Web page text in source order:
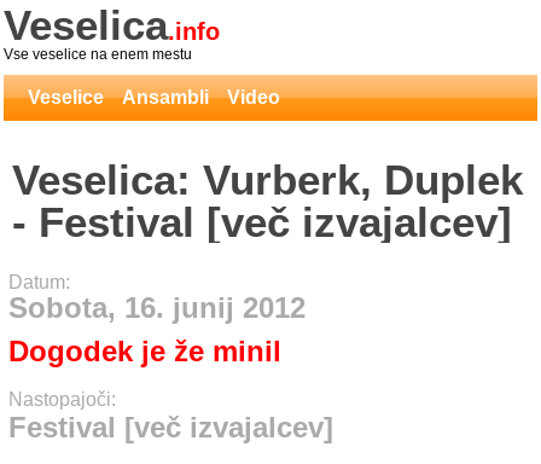
Veselica.info
Vse veselice na enem mestu
Veselice Ansambli Video
Veselica: Vurberk, Duplek
- Festival [več izvajalcev]
Datum:
Sobota, 16. junij 2012
Dogodek je že minil
Nastopajoči:
Festival [več izvajalcev]